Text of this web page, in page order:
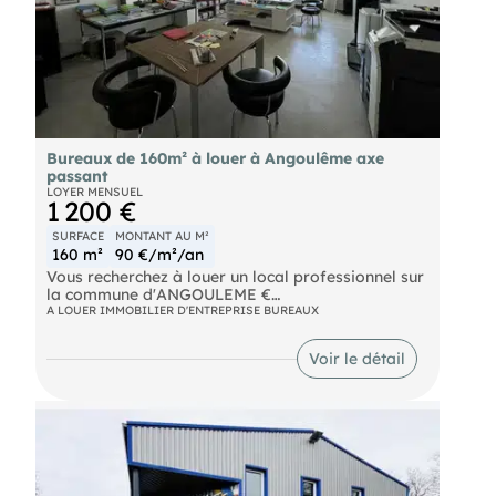
Bureaux de 160m² à louer à Angoulême axe
passant
LOYER MENSUEL
1 200 €
SURFACE
160 m²
MONTANT AU M²
90 €/m²/an
Vous recherchez à louer un local professionnel sur
la commune d'ANGOULEME €
location, idéalement situés sur un axe passant
majeur d'entrée / sortie de ville, à proximité de la
gare d'Angoulême, du quartier La Madeleine et de
Au premier étage d'un immeuble commercial
accessible par escalier, ce plateau de bureaux
lumineux d'une surface totale de 160 m² environ
comprend : un grand espace polyvalent de type
A LOUER IMMOBILIER D'ENTREPRISE BUREAUX
Voir le détail